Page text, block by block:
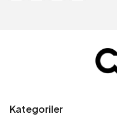
Kategoriler